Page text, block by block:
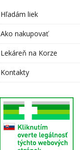
Hľadám liek
Ako nakupovať
Lekáreň na Korze
Kontakty